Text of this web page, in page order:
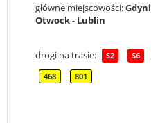
główne miejscowości:
Otwock- Lublin
drogi na trasie: S2 S6
468 801